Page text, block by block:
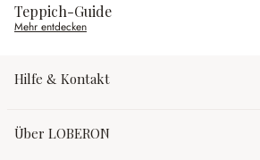
Teppich-Guide
Mehr entdecken
Hilfe & Kontakt
Über LOBERON